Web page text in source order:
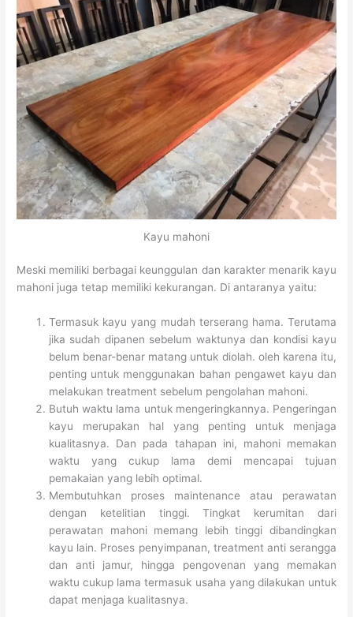
Kayu mahoni
Meski memiliki berbagai keunggulan dan karakter menarik kayu
mahoni juga tetap memiliki kekurangan. Di antaranya yaitu:
Termasuk kayu yang mudah terserang hama. Terutama
jika sudah dipanen sebelum waktunya dan kondisi kayu
belum benar-benar matang untuk diolah. oleh karena itu,
penting untuk menggunakan bahan pengawet kayu dan
melakukan treatment sebelum pengolahan mahoni.
Butuh waktu lama untuk mengeringkannya. Pengeringan
kayu merupakan hal yang penting untuk menjaga
kualitasnya. Dan pada tahapan ini, mahoni memakan
waktu yang cukup lama demi mencapai tujuan
pemakaian yang lebih optimal.
Membutuhkan proses maintenance atau perawatan
dengan ketelitian tinggi. Tingkat kerumitan dari
perawatan mahoni memang lebih tinggi dibandingkan
kayu lain. Proses penyimpanan, treatment anti serangga
dan anti jamur, hingga pengovenan yang memakan
waktu cukup lama termasuk usaha yang dilakukan untuk
dapat menjaga kualitasnya.